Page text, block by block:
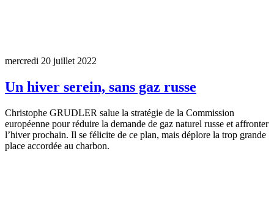
mercredi 20 juillet 2022
Un hiver serein, sans gaz russe
Christophe GRUDLER salue la stratégie de la Commission
européenne pour réduire la demande de gaz naturel russe et affronter
l’hiver prochain. Il se félicite de ce plan, mais déplore la trop grande
place accordée au charbon.